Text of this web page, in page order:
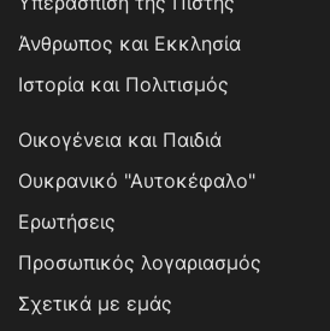
Άνθρωπος και Εκκλησία
Ιστορία και Πολιτισμός
Οικογένεια και Παιδιά
Ουκρανικό "Αυτοκέφαλο"
Ερωτήσεις
Προσωπικός λογαριασμός
Σχετικά με εμάς